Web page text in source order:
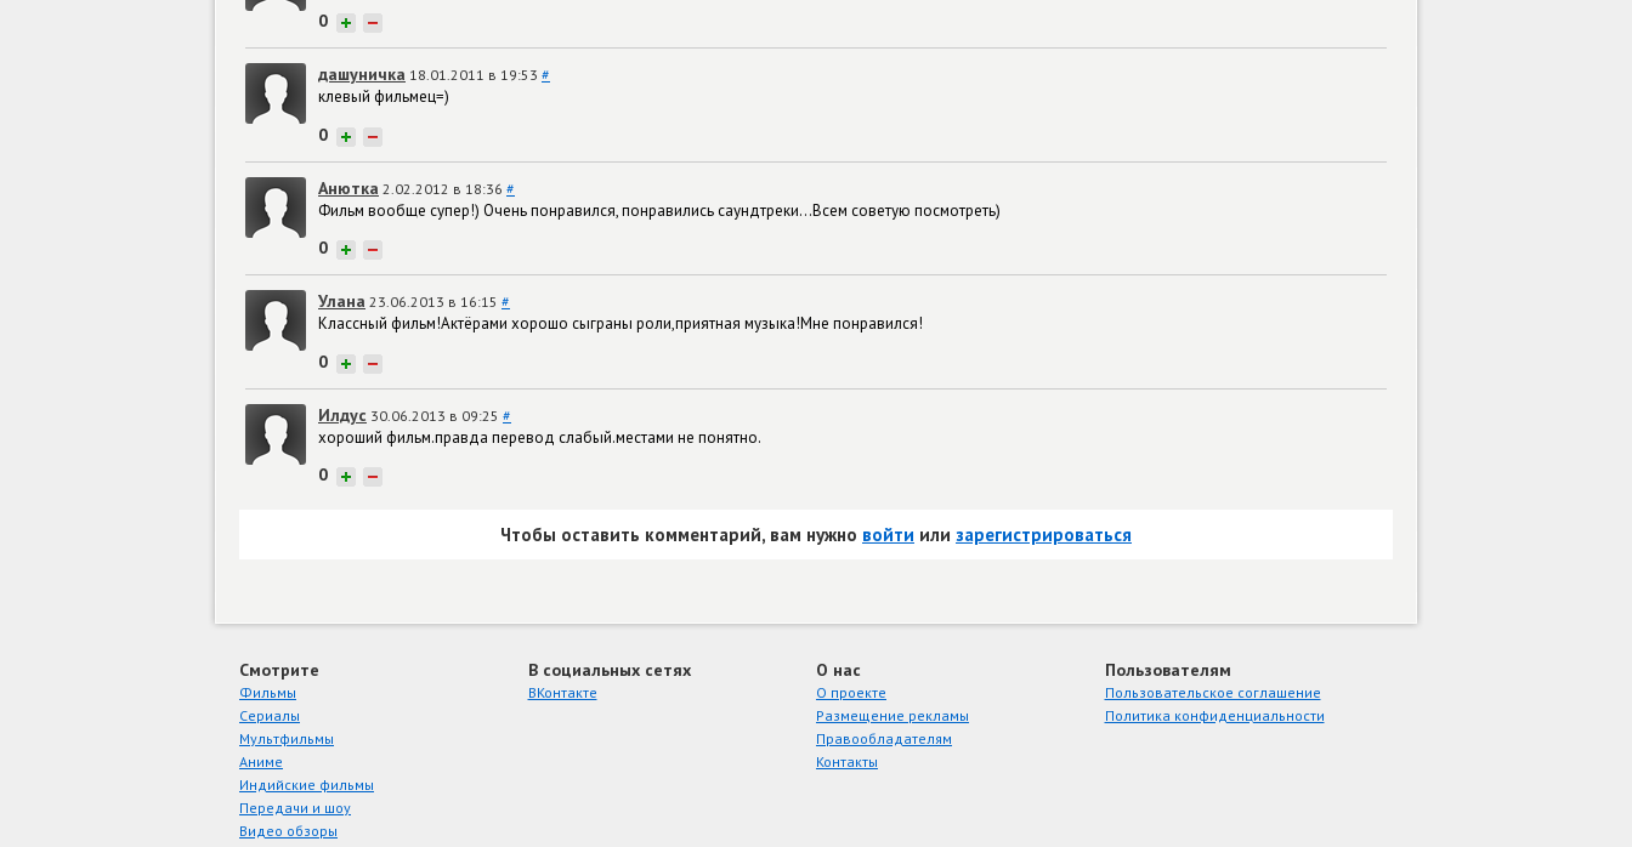
0 + −
дашуничка 18.01.2011 в 19:53 #
клевый фильмец=)
0 + −
Анютка 2.02.2012 в 18:36 #
Фильм вообще супер!) Очень понравился, понравились саундтреки...Всем советую посмотреть)
0 + −
Улана 23.06.2013 в 16:15 #
Классный фильм!Актёрами хорошо сыграны роли,приятная музыка!Мне понравился!
0 + −
Илдус 30.06.2013 в 09:25 #
хороший фильм.правда перевод слабый.местами не понятно.
0 + −
Чтобы оставить комментарий, вам нужно войти или зарегистрироваться
Смотрите
Фильмы
Сериалы
Мультфильмы
Аниме
Индийские фильмы
Передачи и шоу
Видео обзоры
В социальных сетях
ВКонтакте
О нас
О проекте
Размещение рекламы
Правообладателям
Контакты
Пользователям
Пользовательское соглашение
Политика конфиденциальности